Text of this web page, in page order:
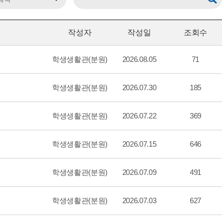
작성자 작성일 조회수
학생생활관(분원) 2026.08.05 71
학생생활관(분원) 2026.07.30 185
학생생활관(분원) 2026.07.22 369
학생생활관(분원) 2026.07.15 646
학생생활관(분원) 2026.07.09 491
학생생활관(분원) 2026.07.03 627